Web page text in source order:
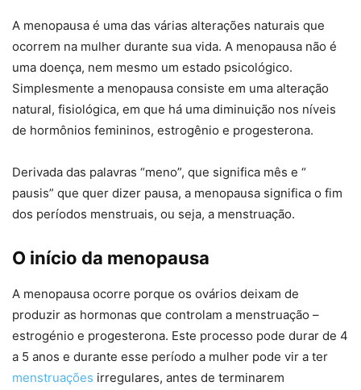
A menopausa é uma das várias alterações naturais que
ocorrem na mulher durante sua vida. A menopausa não é
uma doença, nem mesmo um estado psicológico.
Simplesmente a menopausa consiste em uma alteração
natural, fisiológica, em que há uma diminuição nos níveis
de hormônios femininos, estrogênio e progesterona.
Derivada das palavras “meno”, que significa mês e “
pausis” que quer dizer pausa, a menopausa significa o fim
dos períodos menstruais, ou seja, a menstruação.
O início da menopausa
A menopausa ocorre porque os ovários deixam de
produzir as hormonas que controlam a menstruação –
estrogénio e progesterona. Este processo pode durar de 4
a 5 anos e durante esse período a mulher pode vir a ter
menstruações irregulares, antes de terminarem